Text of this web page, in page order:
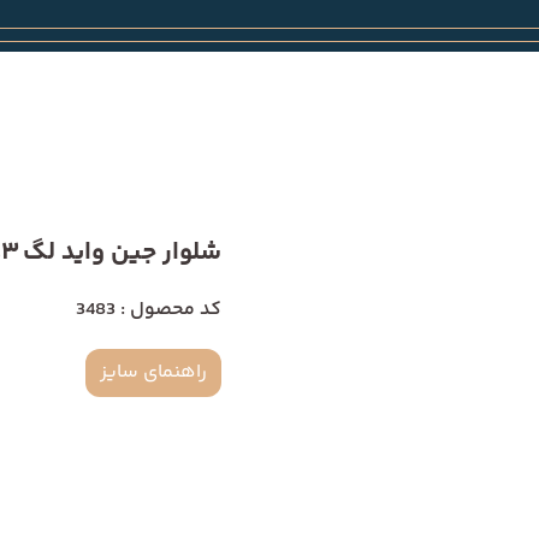
شلوار جین واید لگ 3483
کد محصول : 3483
راهنمای سایز